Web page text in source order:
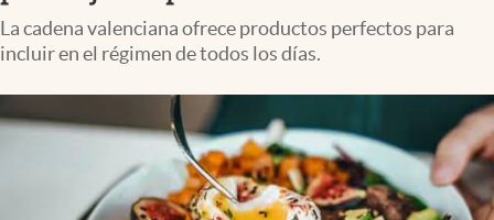
La cadena valenciana ofrece productos perfectos para
incluir en el régimen de todos los días.